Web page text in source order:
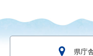
県庁